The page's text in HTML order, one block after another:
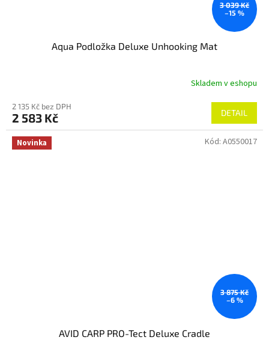
3 039 Kč
–15 %
Aqua Podložka Deluxe Unhooking Mat
Skladem v eshopu
2 135 Kč bez DPH
2 583 Kč DETAIL
Novinka
3 875 Kč
–6 %
AVID CARP PRO-Tect Deluxe Cradle
Kód: A0550017